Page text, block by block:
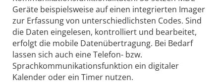
Geräte beispielsweise auf einen integrierten Imager
zur Erfassung von unterschiedlichsten Codes. Sind
die Daten eingelesen, kontrolliert und bearbeitet,
erfolgt die mobile Datenübertragung. Bei Bedarf
lassen sich auch eine Telefon- bzw.
Sprachkommunikationsfunktion ein digitaler
Kalender oder ein Timer nutzen.